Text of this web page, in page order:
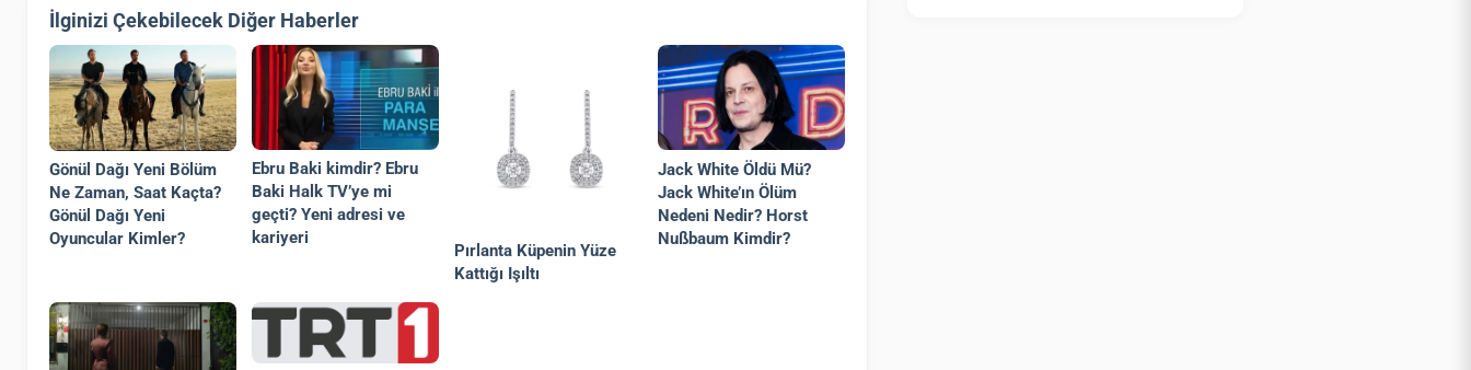
İlginizi Çekebilecek Diğer Haberler
Gönül Dağı Yeni Bölüm
Ne Zaman, Saat Kaçta?
Gönül Dağı Yeni
Oyuncular Kimler?
Ebru Baki kimdir? Ebru
Baki Halk TV’ye mi
geçti? Yeni adresi ve
kariyeri
Pırlanta Küpenin Yüze
Kattığı Işıltı
Jack White Öldü Mü?
Jack White’ın Ölüm
Nedeni Nedir? Horst
Nußbaum Kimdir?